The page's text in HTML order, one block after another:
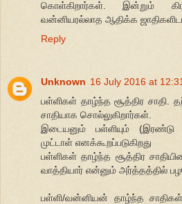
கொள்கிறார்கள். இன்றும்
வன்னியரல்லாத ஆதிக்க
Reply
Unknown 16 July 2016 at 12:31
பள்ளிகள் தாழ்ந்த சூத்திர சாதி.
சாதியாக சொல்லுகிறார்கள்.
இடையனும் பள்ளியும் (இரண்டு
முட்டாள் எனக்கூறப்படுகிறது
பள்ளிகள் தாழ்ந்த சூத்திர
வாத்தியார் என்னும் அர்த்தத்தில்
பள்ளி/வன்னியன் தாழ்ந்த